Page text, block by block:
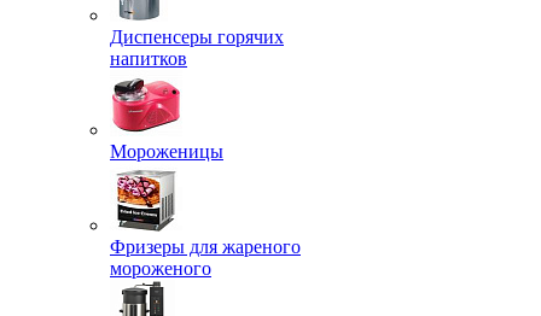
Диспенсеры горячих
напитков
Мороженицы
Фризеры для жареного
мороженого